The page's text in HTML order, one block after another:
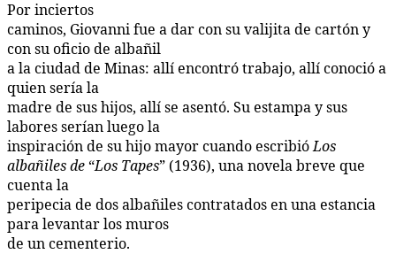
Por inciertos
caminos, Giovanni fue a dar con su valijita de cartón y
con su oficio de albañil
a la ciudad de Minas: allí encontró trabajo, allí conoció a
quien sería la
madre de sus hijos, allí se asentó. Su estampa y sus
labores serían luego la
inspiración de su hijo mayor cuando escribióLos
albañiles de “Los Tapes” (1936), una novela breve que
cuenta la
peripecia de dos albañiles contratados en una estancia
para levantar los muros
de un cementerio.